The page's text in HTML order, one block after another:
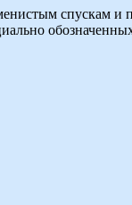
спускам и